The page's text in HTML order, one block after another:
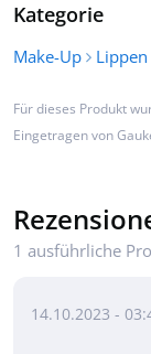
Kategorie
Make-Up Lippen
Für dieses Produkt
Eingetragen von
1 ausführliche
14.10.2023 -